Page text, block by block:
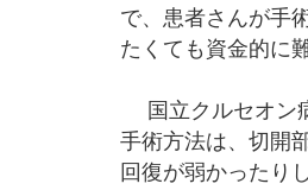
で、患者さんが手
たくても資金的
国立クルセオン
手術方法は、切開
回復が弱かったり